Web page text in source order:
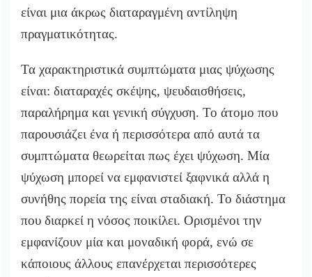
είναι μια άκρως διαταραγμένη αντίληψη
πραγματικότητας.
Τα χαρακτηριστικά συμπτώματα μιας ψύχωσης
είναι: διαταραχές σκέψης, ψευδαισθήσεις,
παραλήρημα και γενική σύγχυση. Το άτομο που
παρουσιάζει ένα ή περισσότερα από αυτά τα
συμπτώματα θεωρείται πως έχει ψύχωση. Μία
ψύχωση μπορεί να εμφανιστεί ξαφνικά αλλά η
συνήθης πορεία της είναι σταδιακή. Το διάστημα
που διαρκεί η νόσος ποικίλει. Ορισμένοι την
εμφανίζουν μία και μοναδική φορά, ενώ σε
κάποιους άλλους επανέρχεται περισσότερες